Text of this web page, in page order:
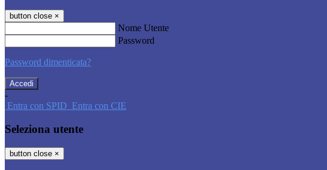
button close ×
Nome Utente
Password
Password dimenticata?
-
Entra con SPID Entra con CIE
Seleziona utente
button close ×